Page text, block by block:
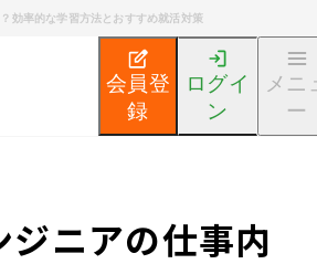
効率的な学習方法とおすすめ就活対策
会員登
録
ログイ
ン
メニ
ー
エンジニア就活ノウハウ記事
ニアの仕事内